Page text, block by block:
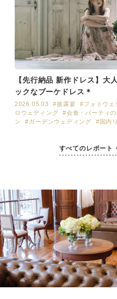
すべてのレポート
【先行納品 新作ドレス】大
ックなブーケドレス＊
2026.05.03 #披露宴 #フォトウェ
ロウェディング
#会食・パーティ
ン
#ガーデンウェディング #国内